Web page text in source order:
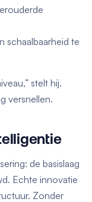
schaalbaarheid te
stelt hij.
versnellen.
de basislaag
Echte innovatie
Zonder